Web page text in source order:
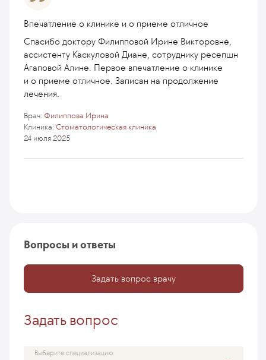
Впечатление о клинике и о приеме отличное
Спасибо доктору Филипповой Ирине Викторовне,
ассистенту Каскуловой Диане, сотруднику ресепшн
Агаповой Алине. Первое впечатление о клинике
и о приеме отличное. Записан на продолжение
лечения.
Клиника: Стоматологическая клиника
Врач: Филиппова Ирина
24 июля 2025
Вопросы и ответы
Задать вопрос врачу
Задать вопрос
Выберите специализацию